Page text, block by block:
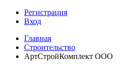
Регистрация
Вход
Главная
Строительство
АртСтройКомплект ООО